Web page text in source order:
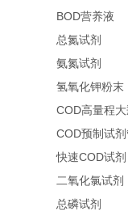
BOD营养液
总氮试剂
氨氮试剂
氢氧化钾粉末
COD高量程
COD预制试
快速COD试剂
二氧化氯试剂
总磷试剂